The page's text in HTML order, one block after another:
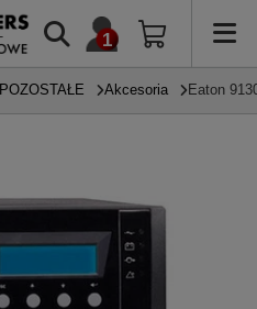
POZOSTAŁE Akcesoria Eaton